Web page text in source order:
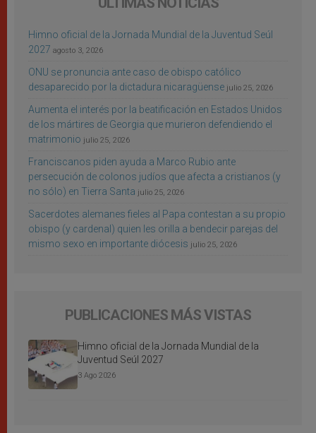
Himno oficial de la Jornada Mundial de la Juventud Seúl
2027 agosto 3, 2026
ONU se pronuncia ante caso de obispo católico
desaparecido por la dictadura nicaragüense julio 25, 2026
Aumenta el interés por la beatificación en Estados Unidos
de los mártires de Georgia que murieron defendiendo el
matrimonio julio 25, 2026
Franciscanos piden ayuda a Marco Rubio ante
persecución de colonos judíos que afecta a cristianos (y
no sólo) en Tierra Santa julio 25, 2026
Sacerdotes alemanes fieles al Papa contestan a su propio
obispo (y cardenal) quien les orilla a bendecir parejas del
mismo sexo en importante diócesis julio 25, 2026
PUBLICACIONES MÁS VISTAS
Himno oficial de la Jornada Mundial de la
Juventud Seúl 2027
3 Ago 2026